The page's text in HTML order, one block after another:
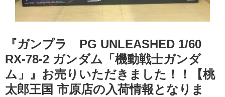
『ガンプラ PG UNLEASHED 1/60
RX-78-2 ガンダム「機動戦士ガンダ
ム」』お売りいただきました！！【桃
太郎王国 市原店の入荷情報となりま